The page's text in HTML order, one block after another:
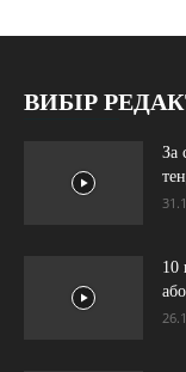
ВИБІР
За
10